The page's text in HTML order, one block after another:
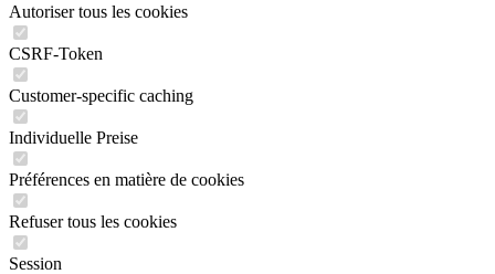
Autoriser tous les cookies
CSRF-Token
Customer-specific caching
Individuelle Preise
Préférences en matière de cookies
Refuser tous les cookies
Session